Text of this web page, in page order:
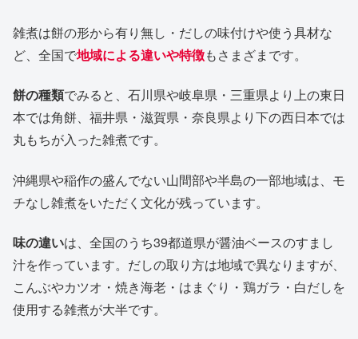
雑煮は餅の形から有り無し・だしの味付けや使う具材な
ど、全国で地域による違いや特徴もさまざまです。
餅の種類でみると、石川県や岐阜県・三重県より上の東日
本では角餅、福井県・滋賀県・奈良県より下の西日本では
丸もちが入った雑煮です。
沖縄県や稲作の盛んでない山間部や半島の一部地域は、モ
チなし雑煮をいただく文化が残っています。
味の違いは、全国のうち39都道県が醤油ベースのすまし
汁を作っています。だしの取り方は地域で異なりますが、
こんぶやカツオ・焼き海老・はまぐり・鶏ガラ・白だしを
使用する雑煮が大半です。